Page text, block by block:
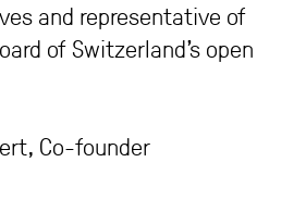
and representative of
of Switzerland’s open
Co-founder